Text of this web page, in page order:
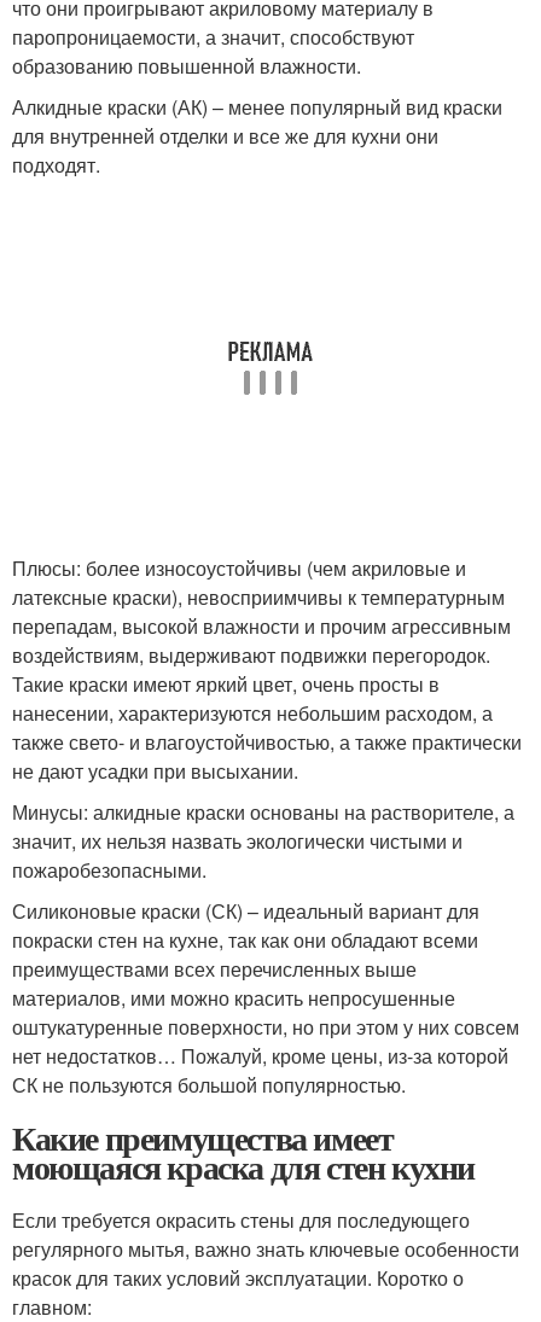
что они проигрывают акриловому материалу в
паропроницаемости, а значит, способствуют
образованию повышенной влажности.
Алкидные краски (АК) – менее популярный вид краски
для внутренней отделки и все же для кухни они
подходят.
Плюсы: более износоустойчивы (чем акриловые и
латексные краски), невосприимчивы к температурным
перепадам, высокой влажности и прочим агрессивным
воздействиям, выдерживают подвижки перегородок.
Такие краски имеют яркий цвет, очень просты в
нанесении, характеризуются небольшим расходом, а
также свето- и влагоустойчивостью, а также практически
не дают усадки при высыхании.
Минусы: алкидные краски основаны на растворителе, а
значит, их нельзя назвать экологически чистыми и
пожаробезопасными.
Силиконовые краски (СК) – идеальный вариант для
покраски стен на кухне, так как они обладают всеми
преимуществами всех перечисленных выше
материалов, ими можно красить непросушенные
оштукатуренные поверхности, но при этом у них совсем
нет недостатков… Пожалуй, кроме цены, из-за которой
СК не пользуются большой популярностью.
Какие преимущества имеет
моющаяся краска для стен кухни
Если требуется окрасить стены для последующего
регулярного мытья, важно знать ключевые особенности
красок для таких условий эксплуатации. Коротко о
главном: